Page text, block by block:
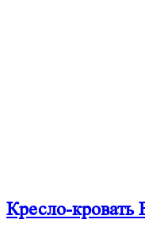
Кресло-кровать